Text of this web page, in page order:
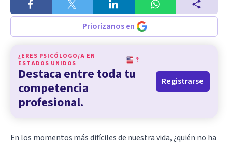
Priorízanos en
¿ERES PSICÓLOGO/A EN
ESTADOS UNIDOS
?
Destaca entre toda tu
competencia
profesional.
Registrarse
En los momentos más difíciles de nuestra vida, ¿quién no ha